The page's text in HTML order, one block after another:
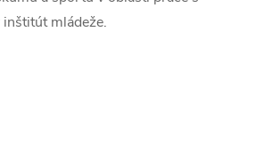
mládeže.